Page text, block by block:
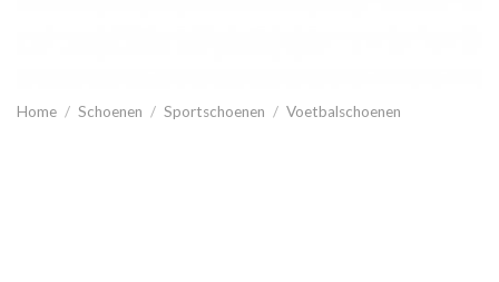
Home / Schoenen / Sportschoenen / Voetbalschoenen